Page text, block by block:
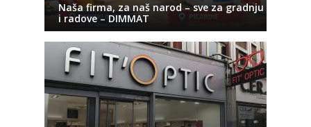
Naša firma, za naš narod – sve za gradnju
i radove – DIMMAT